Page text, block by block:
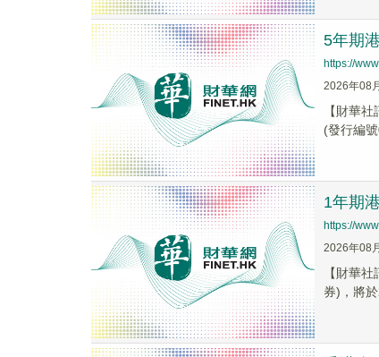
5年期
https://
2026年08
【財華
(發行編
1年期
https://
2026年08
【財華
券)，將